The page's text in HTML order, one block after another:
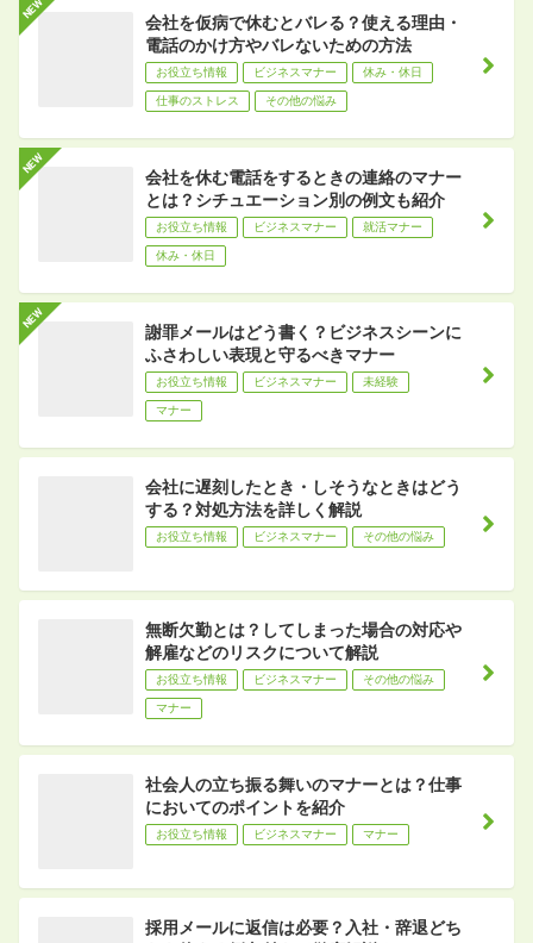
会社を仮病で休むとバレる？使える理由・
電話のかけ方やバレないための方法
お役立ち情報 ビジネスマナー 休み・休日
仕事のストレス その他の悩み
会社を休む電話をするときの連絡のマナー
とは？シチュエーション別の例文も紹介
お役立ち情報 ビジネスマナー 就活マナー
休み・休日
謝罪メールはどう書く？ビジネスシーンに
ふさわしい表現と守るべきマナー
お役立ち情報 ビジネスマナー 未経験
マナー
会社に遅刻したとき・しそうなときはどう
する？対処方法を詳しく解説
お役立ち情報 ビジネスマナー その他の悩み
無断欠勤とは？してしまった場合の対応や
解雇などのリスクについて解説
お役立ち情報 ビジネスマナー その他の悩み
マナー
社会人の立ち振る舞いのマナーとは？仕事
においてのポイントを紹介
お役立ち情報 ビジネスマナー マナー
採用メールに返信は必要？入社・辞退どち